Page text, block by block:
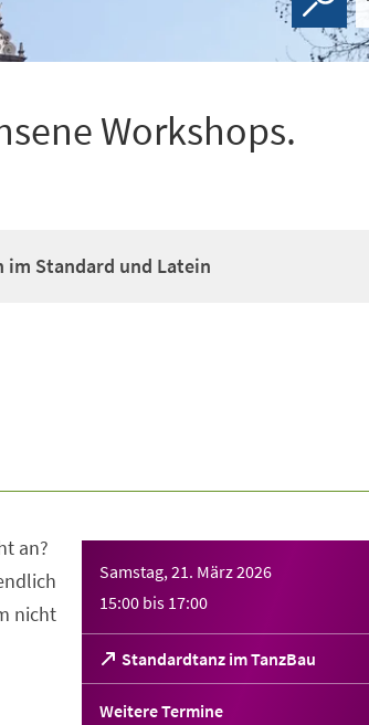
Workshops.
im Standard und Latein
Samstag, 21. März 2026
15:00 bis 17:00
Standardtanz im TanzBau
(Öffnet
in
einem
Weitere Termine
an?
nicht